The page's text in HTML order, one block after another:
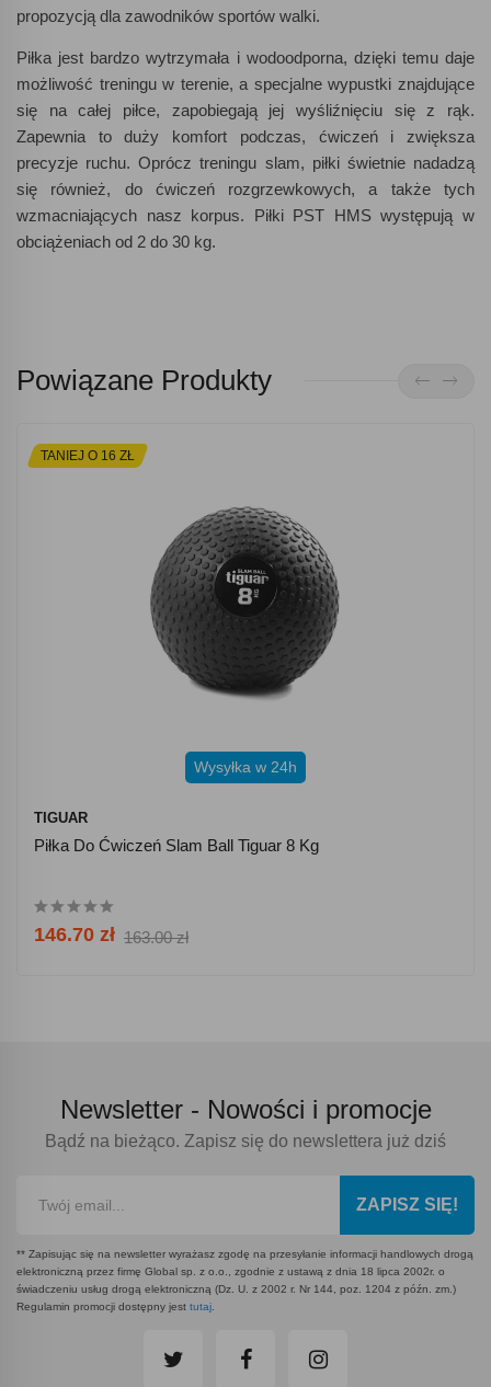
propozycją dla zawodników sportów walki.
Piłka jest bardzo wytrzymała i wodoodporna, dzięki temu daje
możliwość treningu w terenie, a specjalne wypustki znajdujące
się na całej piłce, zapobiegają jej wyśliźnięciu się z rąk.
Zapewnia to duży komfort podczas, ćwiczeń i zwiększa
precyzje ruchu. Oprócz treningu slam, piłki świetnie nadadzą
się również, do ćwiczeń rozgrzewkowych, a także tych
wzmacniających nasz korpus. Piłki PST HMS występują w
obciążeniach od 2 do 30 kg.
Powiązane Produkty
TANIEJ O 16 ZŁ
Wysyłka w 24h
TIGUAR
Piłka Do Ćwiczeń Slam Ball Tiguar 8 Kg
146.70 zł 163.00 zł
Newsletter - Nowości i promocje
Bądź na bieżąco. Zapisz się do newslettera już dziś
ZAPISZ SIĘ!
** Zapisując się na newsletter wyrażasz zgodę na przesyłanie informacji handlowych drogą
elektroniczną przez firmę Global sp. z o.o., zgodnie z ustawą z dnia 18 lipca 2002r. o
świadczeniu usług drogą elektroniczną (Dz. U. z 2002 r. Nr 144, poz. 1204 z późn. zm.)
Regulamin promocji dostępny jest tutaj